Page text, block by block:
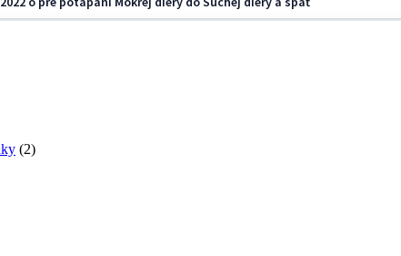
(2)